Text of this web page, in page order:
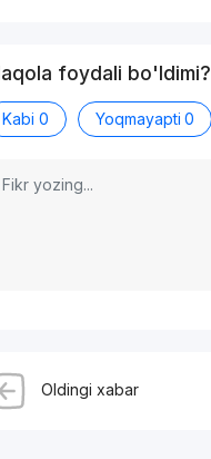
foydali bo'ldimi?
Kabi 0 Yoqmayapti 0
Oldingi xabar